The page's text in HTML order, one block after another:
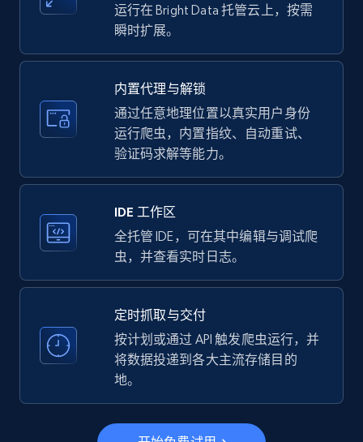
Amazon products - find products by using
upc numbers
price, Currency, Availability, Reviews count, and
more.
5.7K+
LinkedIn company information
ID, Name, Country code, Locations, Followers,
Employees in linkedin, About, Specialties, and
33.4K+ 3.5K+ 注册使用
Instagram - Profiles
运行在 Bright Data 托管云上，按需
瞬时扩展。
内置代理与解锁
通过任意地理位置以真实用户身份
运行爬虫，内置指纹、自动重试、
验证码求解等能力。
IDE 工作区
全托管 IDE，可在其中编辑与调试爬
虫，并查看实时日志。
定时抓取与交付
按计划或通过 API 触发爬虫运行，并
将数据投递到各大主流存储目的
地。